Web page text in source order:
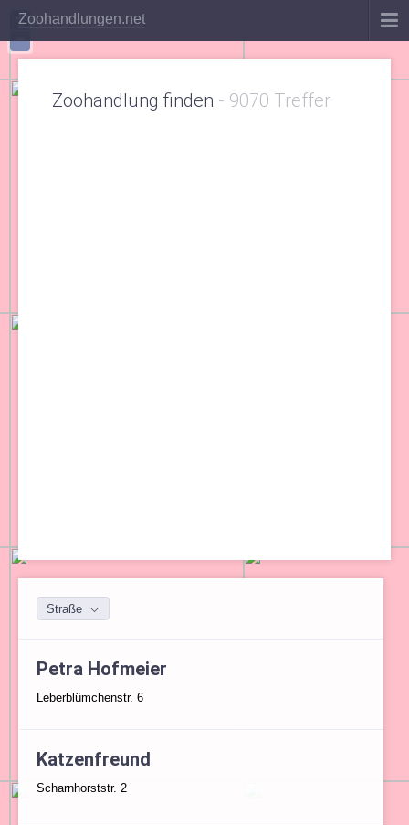
Zoohandlungen.net
Zoohandlung finden - 9070 Treffer
Straße
Petra Hofmeier
Leberblümchenstr. 6
Katzenfreund
Scharnhorststr. 2
+
−